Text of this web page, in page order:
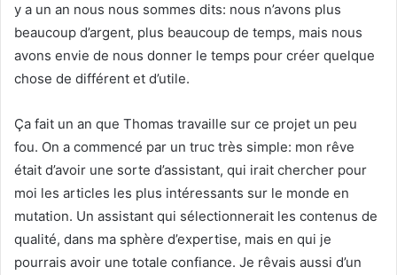
y a un an nous nous sommes dits: nous n’avons plus
beaucoup d’argent, plus beaucoup de temps, mais nous
avons envie de nous donner le temps pour créer quelque
chose de différent et d’utile.
Ça fait un an que Thomas travaille sur ce projet un peu
fou. On a commencé par un truc très simple: mon rêve
était d’avoir une sorte d’assistant, qui irait chercher pour
moi les articles les plus intéressants sur le monde en
mutation. Un assistant qui sélectionnerait les contenus de
qualité, dans ma sphère d’expertise, mais en qui je
pourrais avoir une totale confiance. Je rêvais aussi d’un